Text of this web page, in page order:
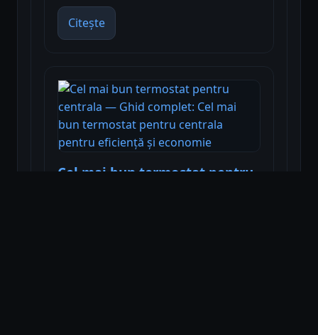
Citește
Cel mai bun termostat pentru